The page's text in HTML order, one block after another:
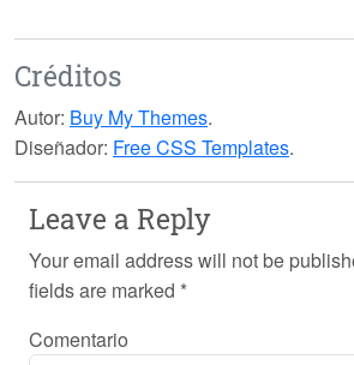
Créditos
Autor: Buy My Themes.
Diseñador: Free CSS Templates.
Leave a Reply
Your email address will not be
fields are marked *
Comentario